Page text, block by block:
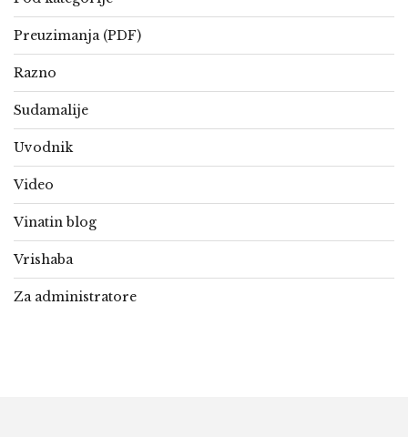
Preuzimanja (PDF)
Razno
Sudamalije
Uvodnik
Video
Vinatin blog
Vrishaba
Za administratore